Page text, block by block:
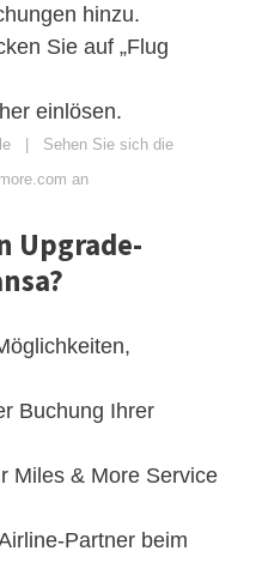
hinzu.
Sie auf „Flug
einlösen.
| Sehen Sie sich die
an
Upgrade-
Buchung Ihrer
Miles & More Service
Partner beim